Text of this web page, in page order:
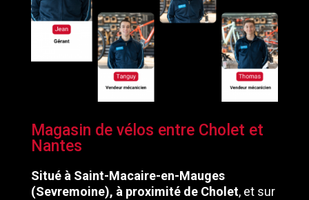
Magasin de vélos entre Cholet et
Nantes
Situé à Saint-Macaire-en-Mauges
(Sevremoine), à proximité de Cholet, et sur